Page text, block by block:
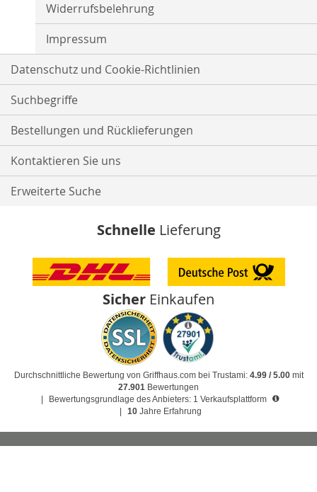
Widerrufsbelehrung
Impressum
Datenschutz und Cookie-Richtlinien
Suchbegriffe
Bestellungen und Rücklieferungen
Kontaktieren Sie uns
Erweiterte Suche
Schnelle Lieferung
Sicher Einkaufen
Durchschnittliche Bewertung von Griffhaus.com bei Trustami: 4.99 / 5.00mit
27.901 Bewertungen
Bewertungsgrundlage des Anbieters: 1 Verkaufsplattform
10 Jahre Erfahrung